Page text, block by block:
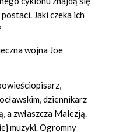
Jaki czeka ich
wojna Joe
dziennikarz
a zwłaszcza Malezją.
muzyki. Ogromny